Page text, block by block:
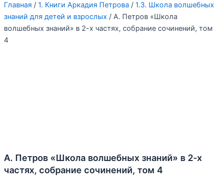
Главная / 1. Книги Аркадия Петрова / 1.3. Школа волшебных
знаний для детей и взрослых / А. Петров «Школа
волшебных знаний» в 2-х частях, собрание сочинений, том
4
А. Петров «Школа волшебных знаний» в 2-х
частях, собрание сочинений, том 4